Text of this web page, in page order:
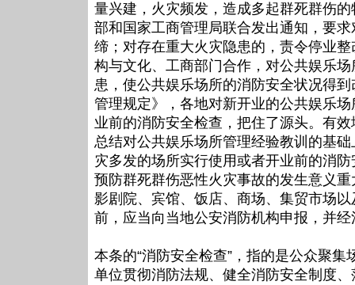
量兴建，火灾频发，造成多起群死群伤
部和国家工商管理局联合发出通知，要
缔；对存在重大火灾隐患的，责令停业
构与文化、工商部门合作，对公共娱乐
患，使公共娱乐场所的消防安全状况得
管理规定》，各地对新开业的公共娱乐
业前的消防安全检查，把住了源头。有
总结对公共娱乐场所管理经验教训的基
灾多发的场所实行使用或者开业前的消
预防群死群伤恶性火灾事故的发生意义
影剧院、宾馆、饭店、商场、集贸市场
前，应当向当地公安消防机构申报，并
本条的“消防安全检查”，指的是公众聚
单位贯彻消防法规、健全消防安全制度